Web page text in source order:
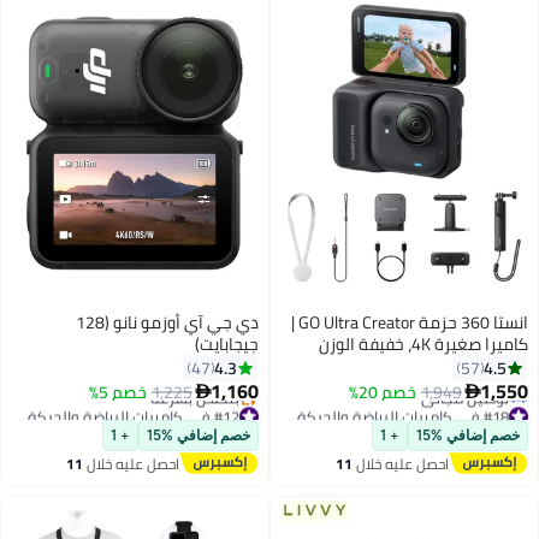
انستا 360 حزمة GO Ultra Creator |
كاميرا صغيرة 4K، خفيفة الوزن
وقابلة للحمل، أداء ممتاز في
الإضاءة المنخفضة، يمكن تركيبها
في أي مكان، تثبيت FlowState، عمر
بطارية 200 دقيقة - أسود منتصف
الليل
4.5
57
1,550
1,949خصم 20%
#18 في كاميرات الرياضة والحركة
أقل سعر في 7 يوم
توصيل مجاني
#18 في كاميرات الرياضة والحركة
خصم إضافي %15 + 1
احصل عليه خلال 11
دي جي آي أوزمو نانو (128
جيجابايت)
4.3
47
1,160
1,225خصم 5%
#12 في كاميرات الرياضة والحركة
توصيل مجاني
بتخلّص بسرعة
#12 في كاميرات الرياضة والحركة
خصم إضافي %15 + 1
احصل عليه خلال 11